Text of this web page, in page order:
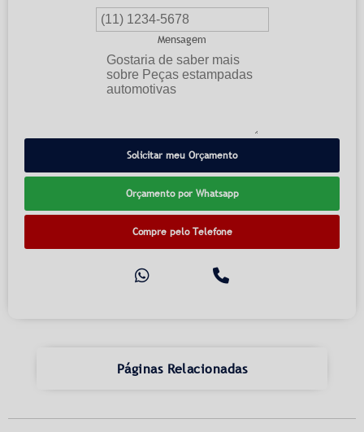
Mensagem
Solicitar meu Orçamento
Orçamento por Whatsapp
Compre pelo Telefone
Páginas Relacionadas